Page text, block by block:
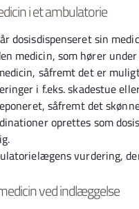
i et ambulatorie
dosisdispenseret sin
medicin, som hører
såfremt det er
i f.eks. skadestue
såfremt det
oprettes som
vurdering,
ved indlæggelse